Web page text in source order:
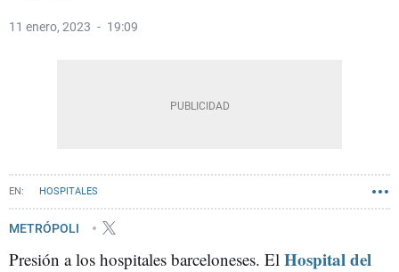
11 enero, 2023 19:09
HOSPITALES
METRÓPOLI
Presión a los hospitales barceloneses. El Hospital del